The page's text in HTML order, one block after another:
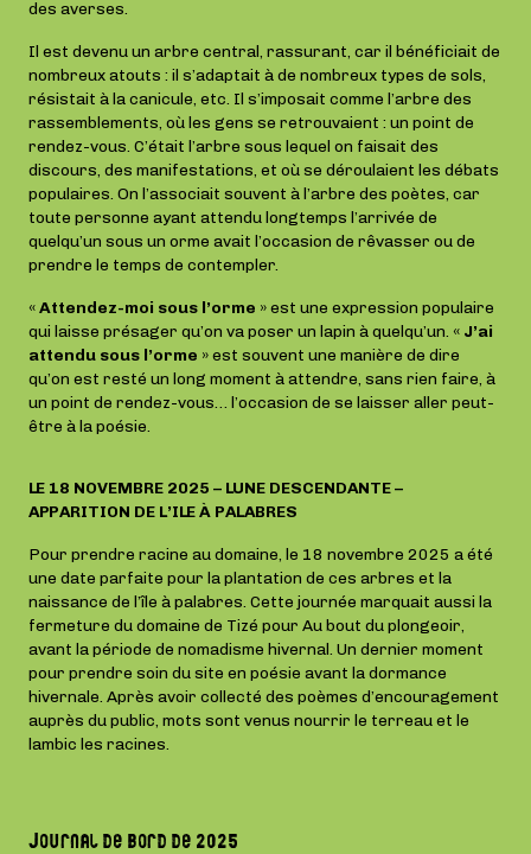
des averses.
Il est devenu un arbre central, rassurant, car il bénéficiait de
nombreux atouts : il s’adaptait à de nombreux types de sols,
résistait à la canicule, etc. Il s’imposait comme l’arbre des
rassemblements, où les gens se retrouvaient : un point de
rendez-vous. C’était l’arbre sous lequel on faisait des
discours, des manifestations, et où se déroulaient les débats
populaires. On l’associait souvent à l’arbre des poètes, car
toute personne ayant attendu longtemps l’arrivée de
quelqu’un sous un orme avait l’occasion de rêvasser ou de
prendre le temps de contempler.
«Attendez-moi sous l’orme » est une expression populaire
qui laisse présager qu’on va poser un lapin à quelqu’un. « J’ai
attendu sous l’orme » est souvent une manière de dire
qu’on est resté un long moment à attendre, sans rien faire, à
un point de rendez-vous… l’occasion de se laisser aller peut-
être à la poésie.
LE 18 NOVEMBRE 2025 – LUNE DESCENDANTE –
APPARITION DE L’ILE À PALABRES
Pour prendre racine au domaine, le 18 novembre 2025 a été
une date parfaite pour la plantation de ces arbres et la
naissance de l’île à palabres. Cette journée marquait aussi la
fermeture du domaine de Tizé pour Au bout du plongeoir,
avant la période de nomadisme hivernal. Un dernier moment
pour prendre soin du site en poésie avant la dormance
hivernale. Après avoir collecté des poèmes d’encouragement
auprès du public, mots sont venus nourrir le terreau et le
lambic les racines.
Journal de bord de 2025